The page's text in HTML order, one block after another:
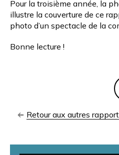
Pour la troisième année, la
illustre la couverture de ce
photo d’un spectacle de la
Bonne lecture !
Retour aux autres